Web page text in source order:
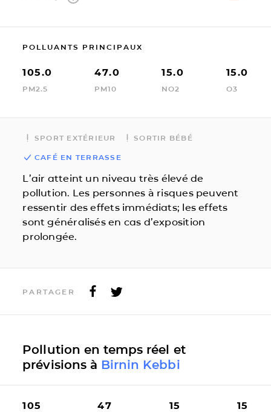
POLLUANTS PRINCIPAUX
105.0
PM2.5
47.0
PM10
15.0
NO2
15.0
O3
SPORT EXTÉRIEUR SORTIR BÉBÉ
CAFÉ EN TERRASSE
L’air atteint un niveau très élevé de
pollution. Les personnes à risques peuvent
ressentir des effets immédiats; les effets
sont généralisés en cas d’exposition
prolongée.
PARTAGER
Pollution en temps réel et
prévisions à Birnin Kebbi
105 47 15 15